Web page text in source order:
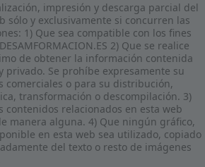
impresión y descarga parcial del
sólo y exclusivamente si concurren las
1) Que sea compatible con los fines
2) Que se realice
de obtener la información contenida
privado. Se prohíbe expresamente su
comerciales o para su distribución,
transformación o descompilación. 3)
contenidos relacionados en esta web
manera alguna. 4) Que ningún gráfico,
en esta web sea utilizado, copiado
del texto o resto de imágenes